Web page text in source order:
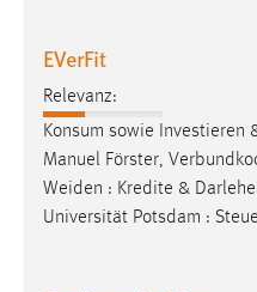
EVerFit
Relevanz:
Konsum sowie Investieren
Manuel Förster,
Weiden : Kredite &
Universität Potsdam :